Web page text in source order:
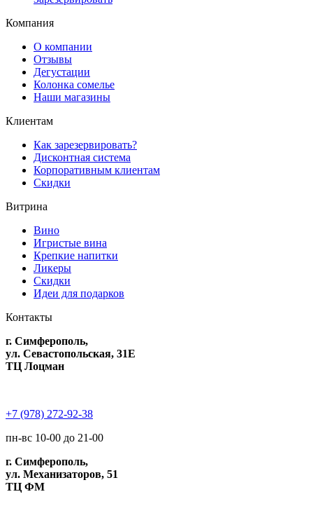
Компания
О компании
Отзывы
Дегустации
Колонка сомелье
Наши магазины
Клиентам
Как зарезервировать?
Дисконтная система
Корпоративным клиентам
Скидки
Витрина
Вино
Игристые вина
Крепкие напитки
Ликеры
Скидки
Идеи для подарков
Контакты
г. Симферополь,
ул. Севастопольская, 31Е
ТЦ Лоцман
+7 (978) 272-92-38
пн-вс 10-00 до 21-00
г. Симферополь,
ул. Механизаторов, 51
ТЦ ФМ